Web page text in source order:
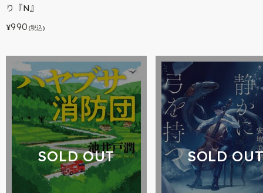
り『N』
¥990 (税込)
SOLD OUT SOLD